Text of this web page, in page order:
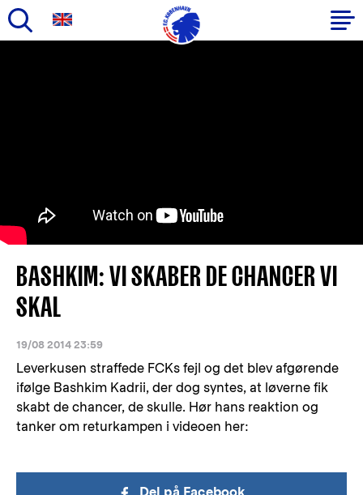
BASHKIM: VI SKABER DE CHANCER VI
SKAL
19/08 2014 23:59
Leverkusen straffede FCKs fejl og det blev afgørende
ifølge Bashkim Kadrii, der dog syntes, at løverne fik
skabt de chancer, de skulle. Hør hans reaktion og
tanker om returkampen i videoen her: